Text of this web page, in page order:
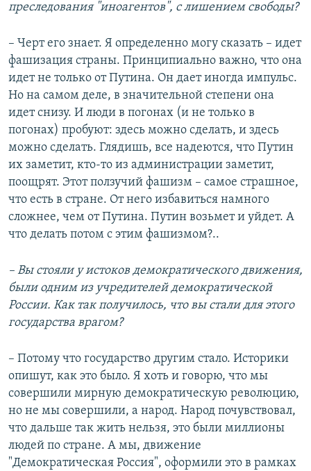
преследования "иноагентов", с лишением свободы?
– Черт его знает. Я определенно могу сказать – идет
фашизация страны. Принципиально важно, что она
идет не только от Путина. Он дает иногда импульс.
Но на самом деле, в значительной степени она
идет снизу. И люди в погонах (и не только в
погонах) пробуют: здесь можно сделать, и здесь
можно сделать. Глядишь, все надеются, что Путин
их заметит, кто-то из администрации заметит,
поощрят. Этот ползучий фашизм – самое страшное,
что есть в стране. От него избавиться намного
сложнее, чем от Путина. Путин возьмет и уйдет. А
что делать потом с этим фашизмом?..
– Вы стояли у истоков демократического движения,
были одним из учредителей демократической
России. Как так получилось, что вы стали для этого
государства врагом?
– Потому что государство другим стало. Историки
опишут, как это было. Я хоть и говорю, что мы
совершили мирную демократическую революцию,
но не мы совершили, а народ. Народ почувствовал,
что дальше так жить нельзя, это были миллионы
людей по стране. А мы, движение
"Демократическая Россия", оформили это в рамках